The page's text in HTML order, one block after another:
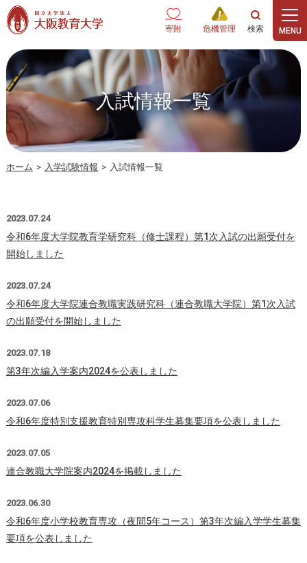
本文へ
寄附 危機管理
入試情報一覧
ホーム > 入学試験情報 > 入試情報一覧
2023.07.24
令和6年度大学院教育学研究科（修士課程）第1次入試の出願受付を
開始しました
2023.07.24
令和6年度大学院連合教職実践研究科（連合教職大学院）第1次入試
の出願受付を開始しました
2023.07.18
第3年次編入学案内2024を公表しました
2023.07.06
令和6年度特別支援教育特別専攻科学生募集要項を公表しました
2023.07.05
連合教職大学院案内2024を掲載しました
2023.06.30
令和6年度小学校教育専攻（夜間5年コース）第3年次編入学学生募集
要項を公表しました